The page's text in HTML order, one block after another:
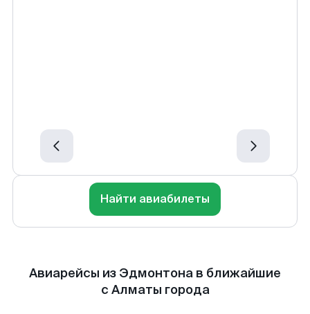
Найти авиабилеты
Авиарейсы из Эдмонтона в ближайшие
с Алматы города